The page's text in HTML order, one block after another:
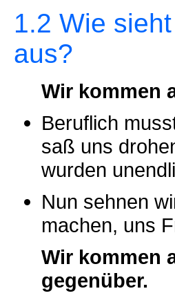
1.2 Wie
aus?
Wir kommen
Beruflich
saß uns
wurden
Nun sehnen
machen, uns
Wir kommen
gegenüber.